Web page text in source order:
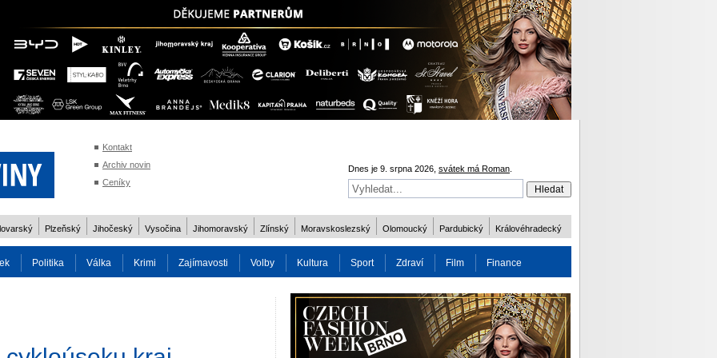
Kontakt
Archiv novin
Ceníky
Dnes je 9. srpna 2026, svátek má Roman
Plzeňský Jihočeský Vysočina Jihomoravský Zlínský Moravskoslezský Olomoucký Pardubický Královéhradecký
Politika Válka Krimi Zajímavosti Volby Kultura Sport Zdraví Film Finance
Charita Osobnost Více ODM 2016